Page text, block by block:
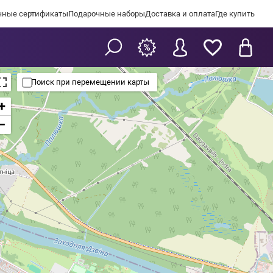
сертификатыПодарочные наборыДоставка и оплатаГде купить
Поиск при перемещении карты